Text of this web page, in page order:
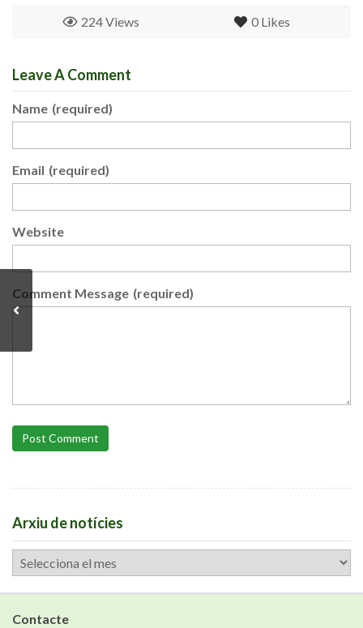
0 Likes
224 Views
Leave A Comment
Name (required)
Email (required)
Website
Comment Message (required)
Post Comment
Arxiu de notícies
Arxiu
de
notícies
Contacte